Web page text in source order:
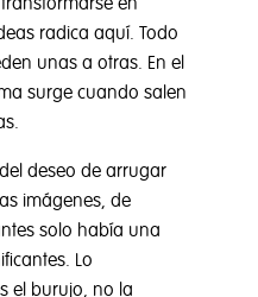
radica aquí. Todo
unas a otras. En el
surge cuando salen
deseo de arrugar
imágenes, de
solo había una
Lo
el burujo, no la